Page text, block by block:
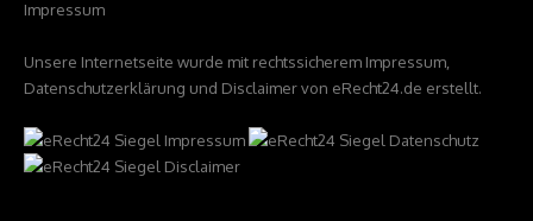
Impressum
Unsere Internetseite wurde mit rechtssicherem Impressum,
Datenschutzerklärung und Disclaimer von eRecht24.de erstellt.